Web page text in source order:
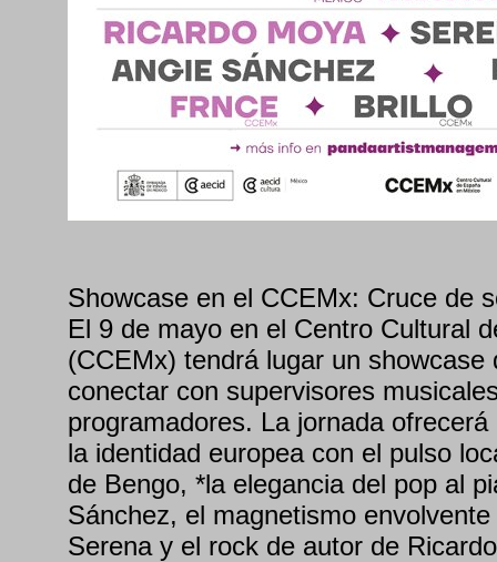
Showcase en el CCEMx: Cruce de
El 9 de mayo en el Centro Cultural
(CCEMx) tendrá lugar un showcase
conectar con supervisores
programadores. La jornada
la identidad europea con el pulso
de Bengo, *la elegancia del pop al
Sánchez, el magnetismo
Serena y el rock de autor de